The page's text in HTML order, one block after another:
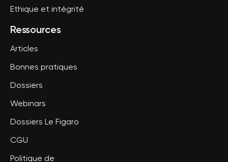
Ethique et intégrité
Ressources
Articles
Bonnes pratiques
Dossiers
Webinars
Dossiers Le Figaro
CGU
Politique de